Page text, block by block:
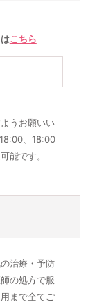
こちら
うお願いい
、18:00
能です。
治療・予防
の処方で服
まで全てご